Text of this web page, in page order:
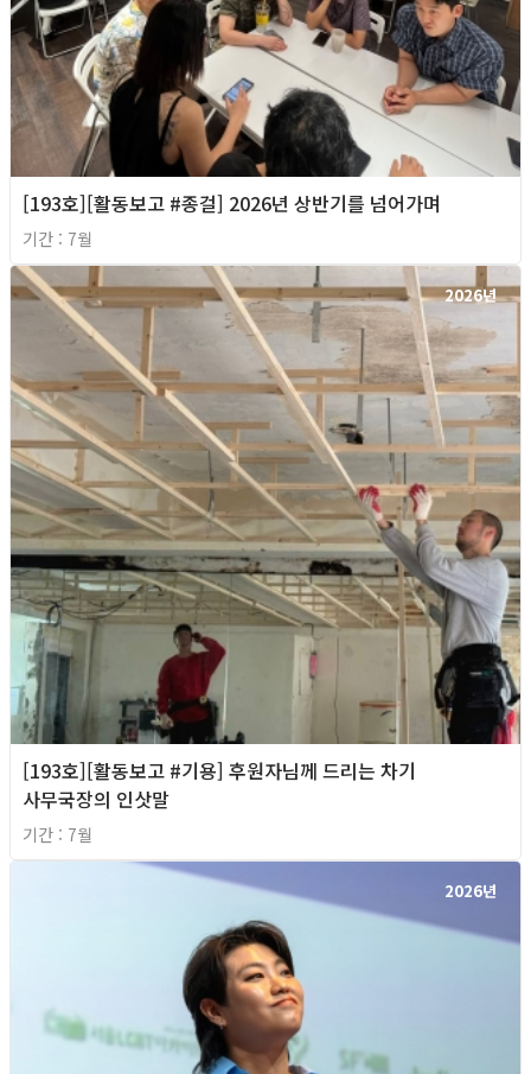
[193호][활동보고 #종걸] 2026년 상반기를 넘어가며
기간 : 7월
2026년
[193호][활동보고 #기용] 후원자님께 드리는 차기
사무국장의 인삿말
기간 : 7월
2026년